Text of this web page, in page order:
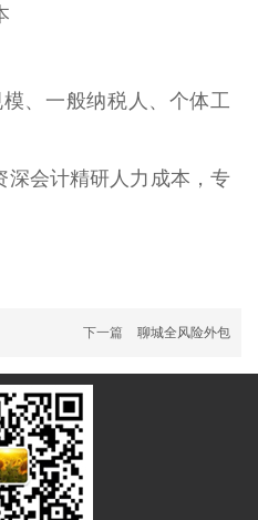
、一般纳税人、个体工
深会计精研人力成本，专
下一篇 聊城全风险外包